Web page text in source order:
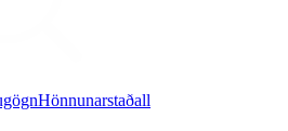
Hönnunarstaðall